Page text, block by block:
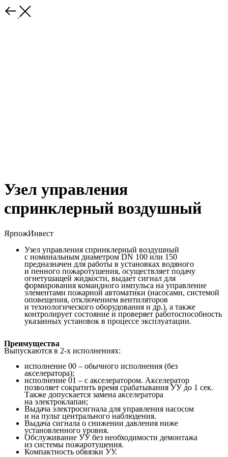
Узел управления
спринклерный воздушный
ЯрпожИнвест
Узел управления спринклерный воздушный
с номинальным диаметром DN 100 или 150
предназначен для работы в установках водяного
и пенного пожаротушения, осуществляет подачу
огнетушащей жидкости, выдает сигнал для
формирования командного импульса на управление
элементами пожарной автоматики (насосами, системой
оповещения, отключением вентиляторов
и технологического оборудования и др.), а также
контролирует состояние и проверяет работоспособность
указанных установок в процессе эксплуатации.
Преимущества
Выпускаются в 2-х исполнениях:
исполнение 00 – обычного исполнения (без
акселератора);
исполнение 01 – с акселератором. Акселератор
позволяет сократить время срабатывания УУ до 1 сек.
Также допускается замена акселератора
на электроклапан;
Выдача электросигнала для управления насосом
и на пульт центрального наблюдения.
Выдача сигнала о снижении давления ниже
установленного уровня.
Обслуживание УУ без необходимости демонтажа
из системы пожаротушения.
Компактность обвязки УУ.